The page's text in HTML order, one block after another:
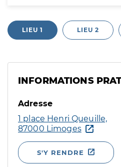
LIEU 1 LIEU 2
INFORMATIONS
Adresse
1 place Henri Queuille,
87000 Limoges
S'Y RENDRE